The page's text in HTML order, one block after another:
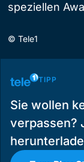
speziellen
© Tele1
TIPP
Sie wollen
verpassen?